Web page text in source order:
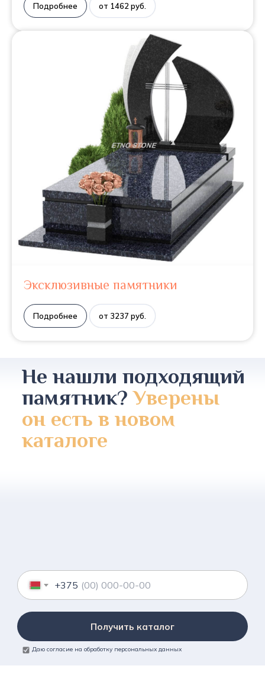
Подробнее от 1462 руб.
Эксклюзивные памятники
Подробнее от 3237 руб.
Не нашли подходящий
памятник?Уверены
он есть в новом
каталоге
+375
Получить каталог
Даю согласие на обработку персональных данных